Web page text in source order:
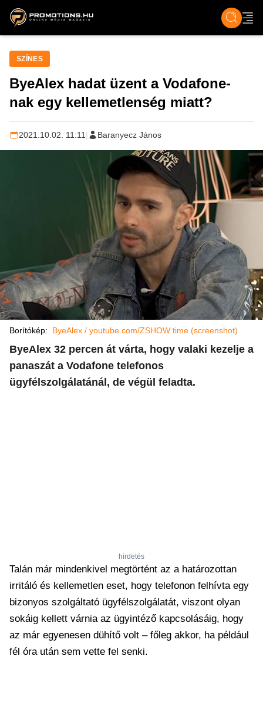
ZENE, FILM & KULT ÉLET TECH &
SZÍNES
ByeAlex hadat üzent a Vodafone-
nak egy kellemetlenség miatt?
2021.10.02. 11:11 | Baranyecz János
Borítókép: ByeAlex / youtube.com/ZSHOW time (screenshot)
ByeAlex 32 percen át várta, hogy valaki kezelje a
panaszát a Vodafone telefonos
ügyfélszolgálatánál, de végül feladta.
hirdetés
Talán már mindenkivel megtörtént az a határozottan
irritáló és kellemetlen eset, hogy telefonon felhívta egy
bizonyos szolgáltató ügyfélszolgálatát, viszont olyan
sokáig kellett várnia az ügyintéző kapcsolásáig, hogy
az már egyenesen dühítő volt – főleg akkor, ha például
fél óra után sem vette fel senki.